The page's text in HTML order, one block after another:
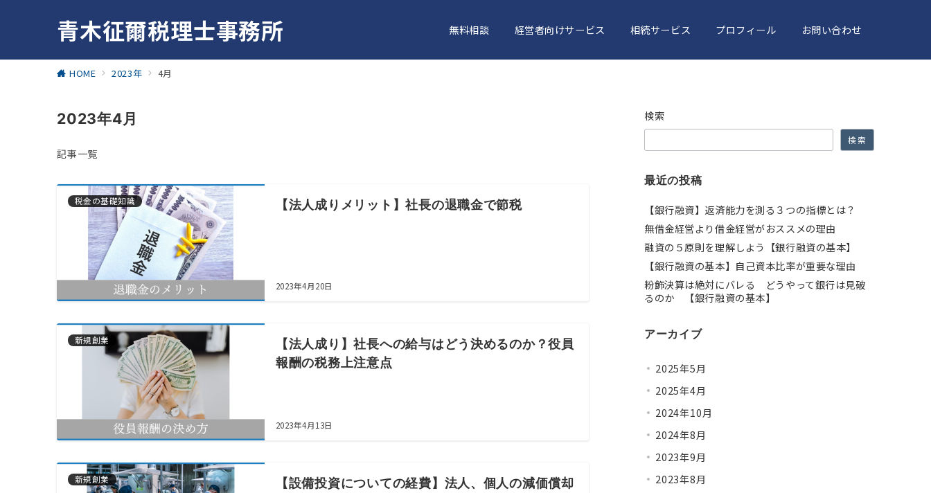
青木征爾税理士事務所 無料相談 経営者向けサービス 相続サービス プロフィール お問い合わせ
HOME 2023年 4月
2023年4月
記事一覧
税金の基礎知識 【法人成りメリット】社長の退職金で節税
2023年4月20日
新規創業
【法人成り】社長への給与はどう決めるのか？役員
報酬の税務上注意点
2023年4月13日
新規創業
【設備投資についての経費】法人、個人の減価償却
検索
検索
最近の投稿
【銀行融資】返済能力を測る３つの指標とは？
無借金経営より借金経営がおススメの理由
融資の５原則を理解しよう【銀行融資の基本】
【銀行融資の基本】自己資本比率が重要な理由
粉飾決算は絶対にバレる どうやって銀行は見破
るのか 【銀行融資の基本】
アーカイブ
2025年5月
2025年4月
2024年10月
2024年8月
2023年9月
2023年8月